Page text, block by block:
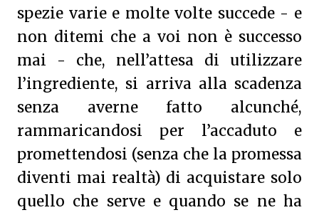
spezie varie e molte volte succede - e
non ditemi che a voi non è successo
mai - che, nell’attesa di utilizzare
l’ingrediente, si arriva alla scadenza
senza averne fatto alcunché,
rammaricandosi per l’accaduto e
promettendosi (senza che la promessa
diventi mai realtà) di acquistare solo
quello che serve e quando se ne ha